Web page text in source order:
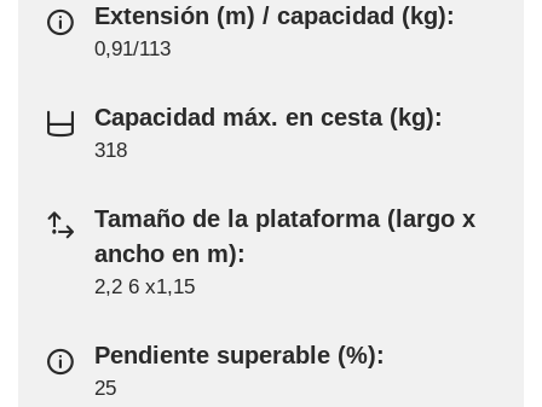
Extensión (m) / capacidad (kg):
0,91/113
Capacidad máx. en cesta (kg):
318
Tamaño de la plataforma (largo x
ancho en m):
2,2 6 x1,15
Pendiente superable (%):
25